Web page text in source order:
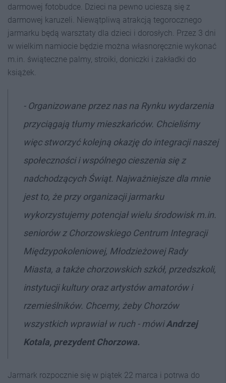
darmowej fotobudce. Dzieci na pewno ucieszą się z
darmowej karuzeli. Niewątpliwą atrakcją tegorocznego
jarmarku będą warsztaty dla dzieci i dorosłych. Przez 3 dni
w wielkim namiocie będzie można własnoręcznie wykonać
m.in. świąteczne palmy, stroiki, doniczki i zakładki do
książek.
- Organizowane przez nas na Rynku wydarzenia
przyciągają tłumy mieszkańców. Chcieliśmy
więc stworzyć kolejną okazję do integracji naszej
społeczności i wspólnego cieszenia się z
nadchodzących Świąt. Najważniejsze dla mnie
jest to, że przy organizacji jarmarku
wykorzystujemy potencjał wielu środowisk m.in.
seniorów z Chorzowskiego Centrum Integracji
Międzypokoleniowej, Młodzieżowej Rady
Miasta, a także chorzowskich szkół, przedszkoli,
instytucji kultury oraz artystów amatorów i
rzemieślników. Chcemy, żeby Chorzów
wszystkich wprawiał w ruch - mówiAndrzej
Kotala, prezydent Chorzowa.
Jarmark rozpocznie się w piątek 22 marca i potrwa do